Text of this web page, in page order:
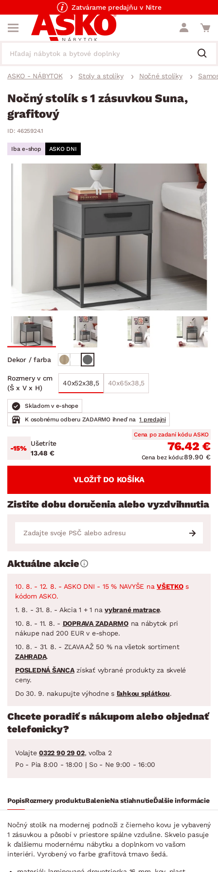
Zatvárame predajňu v Nitre
ASKO - NÁBYTOK Stoly a stolíky Nočné stolíky
Nočný stolík s 1 zásuvkou Suna,
grafitový
ID: 4625924.1
Iba e-shop ASKO DNI
Dekor / farba
Rozmery v cm
(Š x V x H)
40x52x38,5 40x65x38,5
Skladom v e-shope
K osobnému odberu ZADARMO ihneď na 1 predajni
-15%
Ušetríte
13.48 €
Cena po zadaní kódu ASKO
76.42 €
Cena bez kódu:89.90 €
VLOŽIŤ DO KOŠÍKA
Zistite dobu doručenia alebo vyzdvihnutia
Aktuálne akcie
10. 8. - 12. 8. - ASKO DNI - 15 % NAVYŠE na VŠETKOs
kódom ASKO.
1. 8. - 31. 8. - Akcia 1 + 1 na vybrané matrace.
10. 8. - 11. 8. - DOPRAVA ZADARMOna nábytok pri
nákupe nad 200 EUR v e-shope.
10. 8. - 31. 8. - ZĽAVA AŽ 50 % na všetok sortiment
ZAHRADA.
POSLEDNÁ ŠANCAzískať vybrané produkty za skvelé
ceny.
Do 30. 9. nakupujte výhodne s ľahkou splátkou.
Chcete poradiť s nákupom alebo objednať
telefonicky?
Volajte 0322 90 29 02, voľba 2
Po - Pia 8:00 - 18:00 | So - Ne 9:00 - 16:00
PopisRozmery produktuBalenieNa stiahnutieĎalšie informácie
Nočný stolík na modernej podnoži z čierneho kovu je vybavený
1 zásuvkou a pôsobí v priestore spálne vzdušne. Skvelo pasuje
k ďalšiemu modernému nábytku a doplnkom vo vašom
interiéri. Vyrobený vo farbe grafitová tmavo šedá.